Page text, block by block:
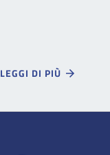
LEGGI DI PIÙ